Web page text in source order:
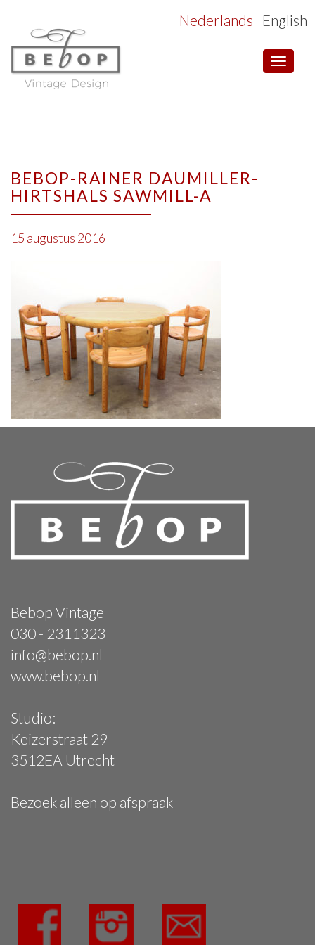
Toggle
Nederlands English
BEBOP-RAINER DAUMILLER-
HIRTSHALS SAWMILL-A
15 augustus 2016
Bebop Vintage
030 - 2311323
info@bebop.nl
www.bebop.nl
Studio:
Keizerstraat 29
3512EA Utrecht
Bezoek alleen op afspraak